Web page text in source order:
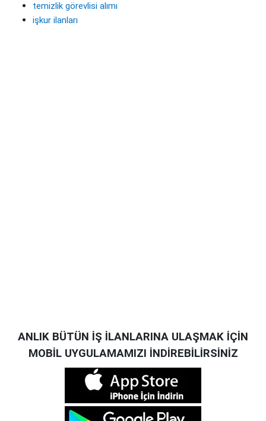
temizlik görevlisi alımı
işkur ilanları
ANLIK BÜTÜN İŞ İLANLARINA ULAŞMAK İÇİN
MOBİL UYGULAMAMIZI İNDİREBİLİRSİNİZ